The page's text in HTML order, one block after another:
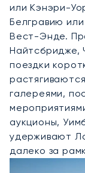
или Кэнэри-
Белгравию
Вест-Энде.
Найтсбридже,
поездки
галереями,
аукционы,
удерживают
далеко за